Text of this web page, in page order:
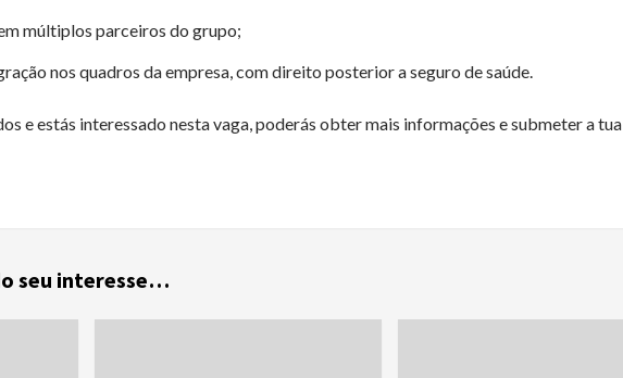
múltiplos parceiros do grupo;
nos quadros da empresa, com direito posterior a seguro de saúde.
e estás interessado nesta vaga, poderás obter mais informações e submeter a tua
seu interesse…